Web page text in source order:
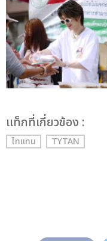
เเท็กที่เกี่ยวข้อง :
ไทแทน TYTAN